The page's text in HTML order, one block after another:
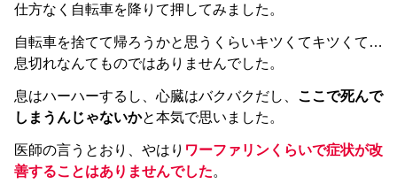
仕方なく自転車を降りて押してみました。
自転車を捨てて帰ろうかと思うくらいキツくてキツくて…
息切れなんてものではありませんでした。
息はハーハーするし、心臓はバクバクだし、 ここで死んで
しまうんじゃないかと本気で思いました。
医師の言うとおり、やはり ワーファリンくらいで症状が改
善することはありませんでした。